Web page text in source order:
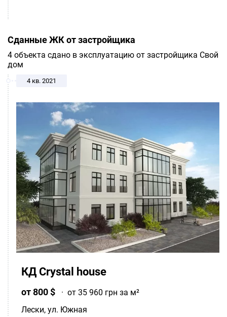
Сданные ЖК от застройщика
4 объекта сдано в эксплуатацию от застройщика Свой
дом
4 кв. 2021
КД Crystal house
от 800 $ · от 35 960 грн за м²
Лески, ул. Южная